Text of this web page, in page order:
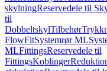
skylningReservedele til
til
DobbeltskylTilbehør
FlowFitSystemrør ML
MLFittingsReservedele til
FittingsKoblinger